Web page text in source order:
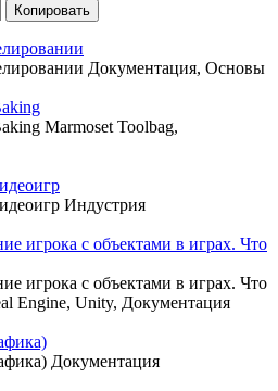
Копировать
Документация, Основы
Marmoset Toolbag,
Индустрия
игрока с объектами в играх. Что
игрока с объектами в играх. Что
Engine, Unity, Документация
Документация